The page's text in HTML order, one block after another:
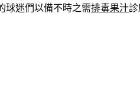
球迷們以備不時之需排毒果汁診